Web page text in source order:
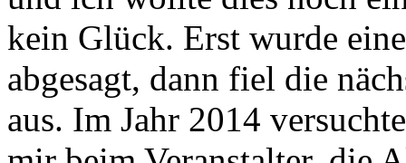
kein Glück. Erst wurde
abgesagt, dann fiel die
aus. Im Jahr 2014